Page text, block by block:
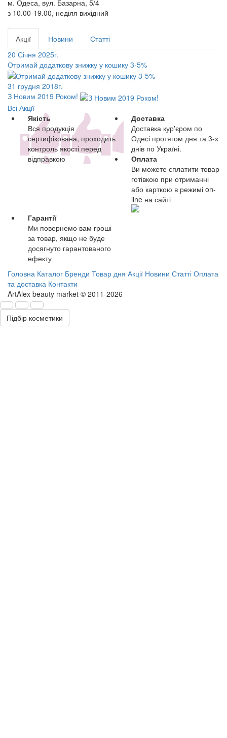
м. Одеса, вул. Базарна, 5/4
з 10.00-19.00, неділя вихідний
Акції Новини
Статті
20 Січня 2025г.
Отримай додаткову знижку у кошику 3-5%
31 грудня 2018г.
З Новим 2019 Роком!
Всі Акції
Якість
Вся продукція
сертифікована, проходить
контроль якості перед
відправкою
Доставка
Доставка кур'єром по
Одесі протягом дня та 3-х
днів по Україні.
Оплата
Ви можете сплатити товар
готівкою при отриманні
або карткою в режимі on-
line на сайті
Гарантії
Ми повернемо вам гроші
за товар, якщо не буде
досягнуто гарантованого
ефекту
Головна Каталог Бренди Товар дня Акції Новини Статті Оплата
та доставка Контакти
ArtAlex beauty market © 2011-2026
Підбір косметики